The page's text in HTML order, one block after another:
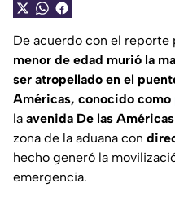
De acuerdo con el
menor de edad murió la
ser atropellado en el
Américas, conocido como
la avenida De las
zona de la aduana con
hecho generó la
emergencia.